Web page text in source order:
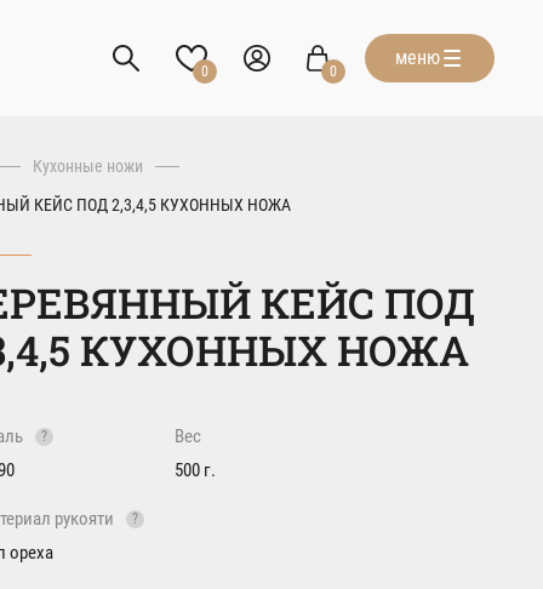
0 0
меню
Кухонные ножи
КЕЙС ПОД 2,3,4,5 КУХОННЫХ НОЖА
КЕЙС ПОД
КУХОННЫХ НОЖА
?
рукояти ?
ореха
Вес
500 г.